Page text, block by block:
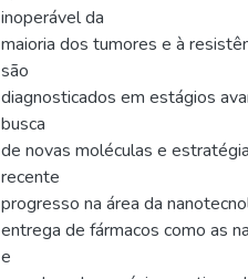
inoperável da
maioria dos tumores e à
são
diagnosticados em estágios
busca
de novas moléculas e
recente
progresso na área da
entrega de fármacos como as
e